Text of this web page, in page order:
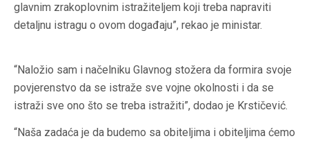
glavnim zrakoplovnim istražiteljem koji treba napraviti
detaljnu istragu o ovom događaju”, rekao je ministar.
“Naložio sam i načelniku Glavnog stožera da formira svoje
povjerenstvo da se istraže sve vojne okolnosti i da se
istraži sve ono što se treba istražiti”, dodao je Krstičević.
“Naša zadaća je da budemo sa obiteljima i obiteljima ćemo